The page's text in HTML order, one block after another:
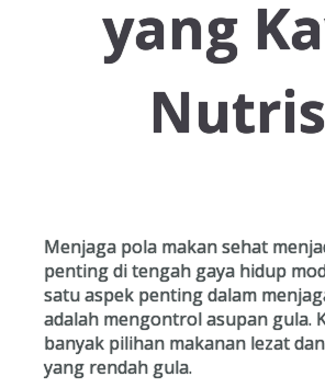
Resep Sayuran
yang
Menjaga pola makan sehat
penting di tengah gaya hidup
satu aspek penting dalam
adalah mengontrol asupan gula.
banyak pilihan makanan lezat
yang rendah gula.